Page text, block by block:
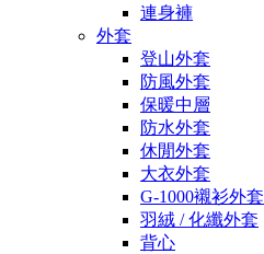
連身褲
外套
登山外套
防風外套
保暖中層
防水外套
休閒外套
大衣外套
G-1000襯衫外套
羽絨 / 化纖外套
背心